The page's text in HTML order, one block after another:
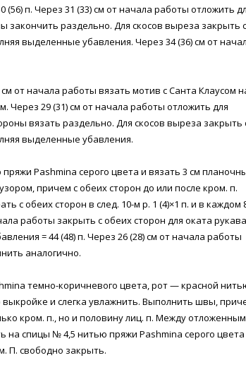
п. Через 31 (33) см от начала работы отложить
закончить раздельно. Для скосов выреза закрыть с
выделенные убавления. Через 34 (36) см от
от начала работы вязать мотив с Санта Клаусом
Через 29 (31) см от начала работы отложить для
вязать раздельно. Для скосов выреза закрыть
выделенные убавления.
Pashmina серого цвета и вязать 3 см
причем с обеих сторон до или после кром. п.
с обеих сторон в след. 10-м р. 1 (4)×1 п. и в каждом
работы закрыть с обеих сторон для оката
= 44 (48) п. Через 26 (28) см от начала работы
аналогично.
темно-коричневого цвета, рот — красной
и слегка увлажнить. Выполнить швы,
кром. п., но и половину лиц. п. Между
на спицы № 4,5 нитью пряжи Pashmina серого цвета
П. свободно закрыть.